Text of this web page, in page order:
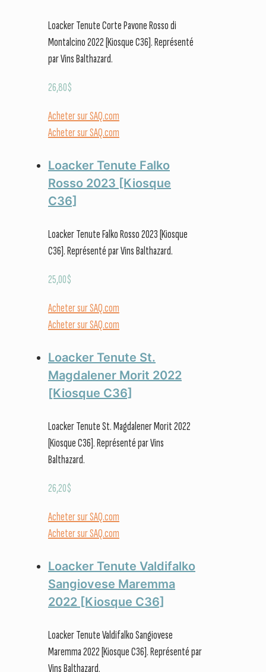
Loacker Tenute Corte Pavone Rosso di
Montalcino 2022 [Kiosque C36]. Représenté
par Vins Balthazard.
26,80$
Acheter sur SAQ.com
Acheter sur SAQ.com
Loacker Tenute Falko
Rosso 2023 [Kiosque
C36]
Loacker Tenute Falko Rosso 2023 [Kiosque
C36]. Représenté par Vins Balthazard.
25,00$
Acheter sur SAQ.com
Acheter sur SAQ.com
Loacker Tenute St.
Magdalener Morit 2022
[Kiosque C36]
Loacker Tenute St. Magdalener Morit 2022
[Kiosque C36]. Représenté par Vins
Balthazard.
26,20$
Acheter sur SAQ.com
Acheter sur SAQ.com
Loacker Tenute Valdifalko
Sangiovese Maremma
2022 [Kiosque C36]
Loacker Tenute Valdifalko Sangiovese
Maremma 2022 [Kiosque C36]. Représenté par
Vins Balthazard.